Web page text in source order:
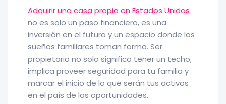
Adquirir una casa propia en Estados Unidos
no es solo un paso financiero, es una
inversión en el futuro y un espacio donde los
sueños familiares toman forma. Ser
propietario no solo significa tener un techo;
implica proveer seguridad para tu familia y
marcar el inicio de lo que serán tus activos
en el país de las oportunidades.